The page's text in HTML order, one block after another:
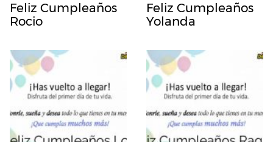
Feliz Cumpleaños
Rocio
Feliz Cumpleaños
Yolanda